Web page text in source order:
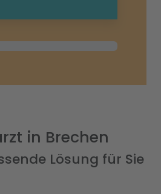
in Brechen
Lösung für Sie